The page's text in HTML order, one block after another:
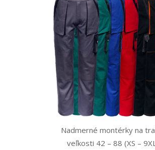
Nadmerné montérky na
veľkosti 42 – 88 (XS –